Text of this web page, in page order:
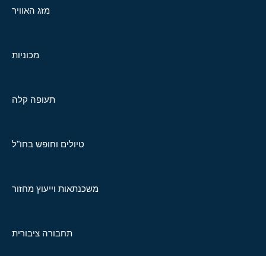
מזג האוויר
מכוניות
תעופה קלה
טיולים וחופש בחו"ל
משכנתאות וייעוץ מחזור
תחבורה ציבורית